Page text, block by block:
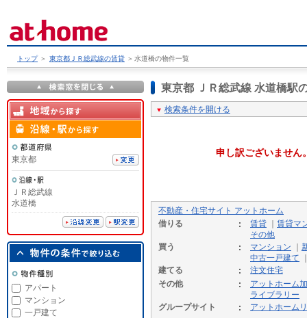
トップ ＞ 東京都ＪＲ総武線の賃貸 ＞ 水道橋の物件一覧
東京都 ＪＲ総武線 水道橋駅
検索条件を開ける
申し訳ございません
不動産・住宅サイト アットホーム
借りる
賃貸
賃貸マ
その他
買う
マンション
中古一戸建て
建てる
注文住宅
その他
アットホーム
ライブラリー
グループサイト
アットホーム
東京都
ＪＲ総武線
水道橋
アパート
マンション
一戸建て